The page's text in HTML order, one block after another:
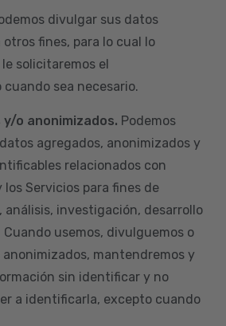
divulgar sus datos
otros fines, para lo cual lo
solicitaremos el
sea necesario.
o anonimizados. Podemos
agregados, anonimizados y
relacionados con
Servicios para fines de
análisis, investigación, desarrollo
usemos, divulguemos o
mantendremos y
sin identificar y no
a identificarla, excepto cuando